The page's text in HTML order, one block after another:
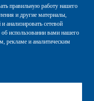
правильную работу нашего
и другие материалы,
анализировать сетевой
использовании вами нашего
рекламе и аналитическим